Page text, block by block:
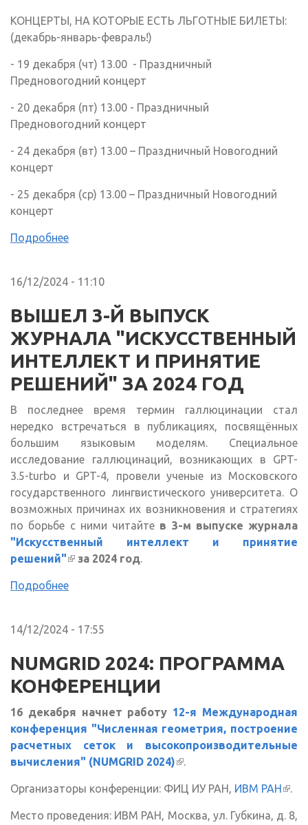
КОНЦЕРТЫ, НА КОТОРЫЕ ЕСТЬ ЛЬГОТНЫЕ БИЛЕТЫ:
(декабрь-январь-февраль!)
- 19 декабря (чт) 13.00 - Праздничный
Предновогодний концерт
- 20 декабря (пт) 13.00 - Праздничный
Предновогодний концерт
- 24 декабря (вт) 13.00 – Праздничный Новогодний
концерт
- 25 декабря (ср) 13.00 – Праздничный Новогодний
концерт
Подробнее
16/12/2024 - 11:10
ВЫШЕЛ 3-Й ВЫПУСК
ЖУРНАЛА "ИСКУССТВЕННЫЙ
ИНТЕЛЛЕКТ И ПРИНЯТИЕ
РЕШЕНИЙ" ЗА 2024 ГОД
В последнее время термин галлюцинации стал
нередко встречаться в публикациях, посвящённых
большим языковым моделям. Специальное
исследование галлюцинаций, возникающих в GPT-
3.5-turbo и GPT-4, провели ученые из Московского
государственного лингвистического университета. О
возможных причинах их возникновения и стратегиях
по борьбе с ними читайте в 3-м выпуске журнала
"Искусственный интеллект и принятие
решений"(внешняя ссылка)
за 2024 год.
Подробнее
14/12/2024 - 17:55
NUMGRID 2024: ПРОГРАММА
КОНФЕРЕНЦИИ
16 декабря начнет работу 12-я Международная
конференция "Численная геометрия, построение
расчетных сеток и высокопроизводительные
вычисления" (NUMGRID 2024)(внешняя ссылка)
.
Организаторы конференции: ФИЦ ИУ РАН, ИВМ РАН .
Место проведения: ИВМ РАН, Москва, ул. Губкина, д. 8,